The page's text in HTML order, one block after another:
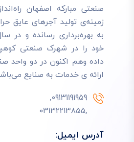
زمینه‌ی تولید آجرهای عایق
خود را در شهرک صنعتی
داده وهم اکنون در دو واحد
ارائه ی خدمات به صنایع
09131191959,
,03132213855
آدرس ایمیل: